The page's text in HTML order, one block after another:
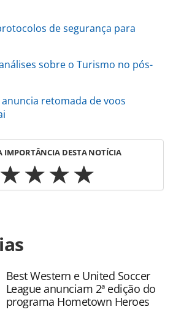
de segurança para
sobre o Turismo no pós-
retomada de voos
IMPORTÂNCIA DESTA NOTÍCIA
mercado/economia-e-
443-obras-do-setor-no-
ou as ferramentas
o conteúdo produzido pela
pela legislação brasileira
reproduza o conteúdo sem
Best Western e United Soccer
League anunciam 2ª edição do
programa Hometown Heroes